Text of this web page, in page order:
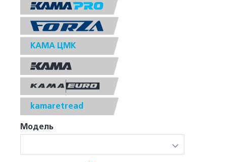
КАМА ЦМК
kamaretread
Модель